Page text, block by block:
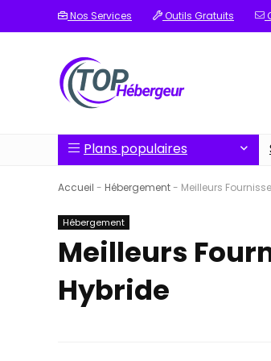
Nos Services Outils Gratuits
Plans populaires
Accueil - Hébergement- Meilleurs
Hébergement
Meilleurs
Hybride